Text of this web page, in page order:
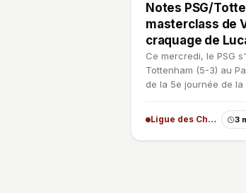
Notes PSG/
masterclass de
craquage de
Ce mercredi, le PSG
Tottenham (5-3) au
de la 5e journée de la
Ligue des Champions 3